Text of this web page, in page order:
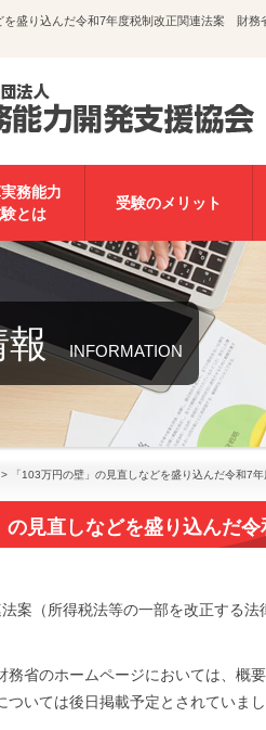
を盛り込んだ令和7年度税制改正関連法案 財
務能力
とは
受験のメリット
報 INFORMATION
> 「103万円の壁」の見直しなどを盛り込んだ令和
の見直しなどを盛り込んだ
案（所得税法等の一部を改正する
務省のホームページにおいては、概
ついては後日掲載予定とされていま